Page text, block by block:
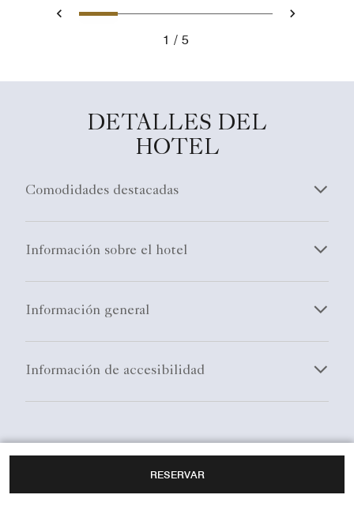
RESERVAR
Anterior
1 2 3 4 5
1 5
DETALLES DEL
HOTEL
Comodidades destacadas
Información sobre el hotel
Información general
Información de accesibilidad
PREGUNTAS